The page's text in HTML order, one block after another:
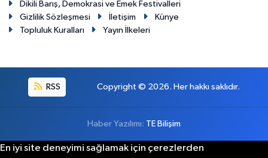
Dikili Barış, Demokrasi ve Emek Festivalleri
Gizlilik Sözleşmesi
İletişim
Künye
Topluluk Kuralları
Yayın İlkeleri
RSS Copyright © 2026. Her hakkı saklıdır.
Haber Yazılımı: TE Bilişim
En iyi site deneyimi sağlamak için çerezlerden